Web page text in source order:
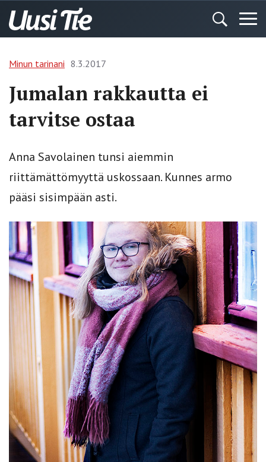
Minun tarinani 8.3.2017
Jumalan rakkautta ei
tarvitse ostaa
Anna Savolainen tunsi aiemmin
riittämättömyyttä uskossaan. Kunnes armo
pääsi sisimpään asti.